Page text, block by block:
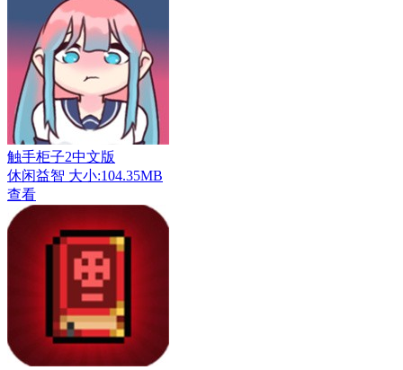
触手柜子2中文版
休闲益智 大小:104.35MB
查看